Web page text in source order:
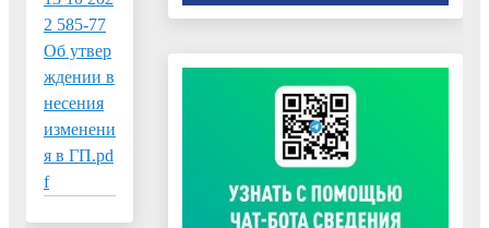
2 585-77
Об утвер
ждении в
несения
изменени
я в ГП.pd
f